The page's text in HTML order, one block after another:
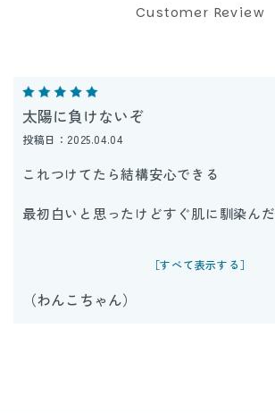
Customer Review
太陽に負けないぞ
投稿日：2025.04.04
これつけてたら結構安心できる
最初白いと思ったけどすぐ肌に馴染んだ
［すべて表示する］
（わんこちゃん）